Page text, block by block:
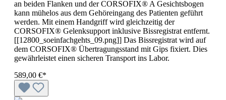
an beiden Flanken und der CORSOFIX® A Gesichtsbogen
kann mühelos aus dem Gehöreingang des Patienten geführt
werden. Mit einem Handgriff wird gleichzeitig der
CORSOFIX® Gelenksupport inklusive Bissregistrat entfernt.
[[12800_soeinfachgehts_09.png]] Das Bissregistrat wird auf
dem CORSOFIX® Übertragungsstand mit Gips fixiert. Dies
gewährleistet einen sicheren Transport ins Labor.
589,00 €*